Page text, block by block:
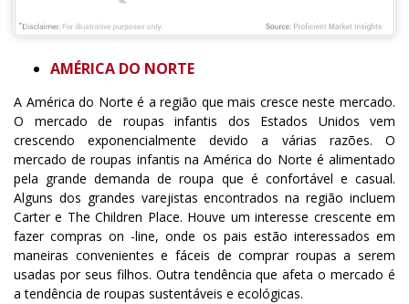
AMÉRICA DO NORTE
A América do Norte é a região que mais cresce neste mercado.
O mercado de roupas infantis dos Estados Unidos vem
crescendo exponencialmente devido a várias razões. O
mercado de roupas infantis na América do Norte é alimentado
pela grande demanda de roupa que é confortável e casual.
Alguns dos grandes varejistas encontrados na região incluem
Carter e The Children Place. Houve um interesse crescente em
fazer compras on -line, onde os pais estão interessados em
maneiras convenientes e fáceis de comprar roupas a serem
usadas por seus filhos. Outra tendência que afeta o mercado é
a tendência de roupas sustentáveis e ecológicas.